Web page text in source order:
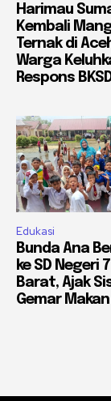
Harimau
Kembali
Ternak di
Warga
Respons
Edukasi
Bunda Ana
ke SD Negeri
Barat, Ajak
Gemar